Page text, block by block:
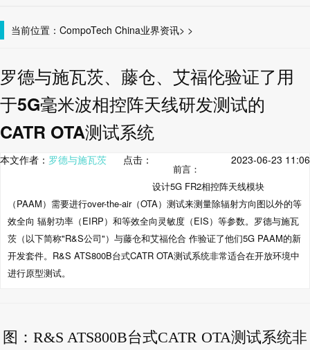
当前位置： CompoTech China >
业界资讯 >
罗德与施瓦茨、藤仓、艾福伦验证了用
于5G毫米波相控阵天线研发测试的
CATR OTA测试系统
本文作者： 罗德与施瓦茨 点击： 2023-06-23 11:06
前言：
设计5G FR2相控阵天线模块
（PAAM）需要进行over-the-air（OTA）测试来测量除辐射方向图以外的等
效全向 辐射功率（EIRP）和等效全向灵敏度（EIS）等参数。罗德与施瓦
茨（以下简称"R&S公司"）与藤仓和艾福伦合 作验证了他们5G PAAM的新
开发套件。R&S ATS800B台式CATR OTA测试系统非常适合在开放环境中
进行原型测试。
图：R&S ATS800B台式CATR OTA测试系统非